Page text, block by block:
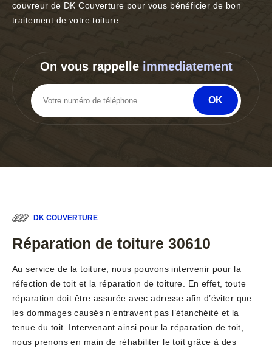
couvreur de DK Couverture pour vous bénéficier de bon
traitement de votre toiture.
On vous rappelle immediatement
DK COUVERTURE
Réparation de toiture 30610
Au service de la toiture, nous pouvons intervenir pour la
réfection de toit et la réparation de toiture. En effet, toute
réparation doit être assurée avec adresse afin d’éviter que
les dommages causés n’entravent pas l’étanchéité et la
tenue du toit. Intervenant ainsi pour la réparation de toit,
nous prenons en main de réhabiliter le toit grâce à des